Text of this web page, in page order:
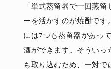
「単式蒸留器で一回蒸
ーを活かすのが焼酎です
には7つも蒸留器があっ
酒ができます。そういっ
も取り込むため、一対で